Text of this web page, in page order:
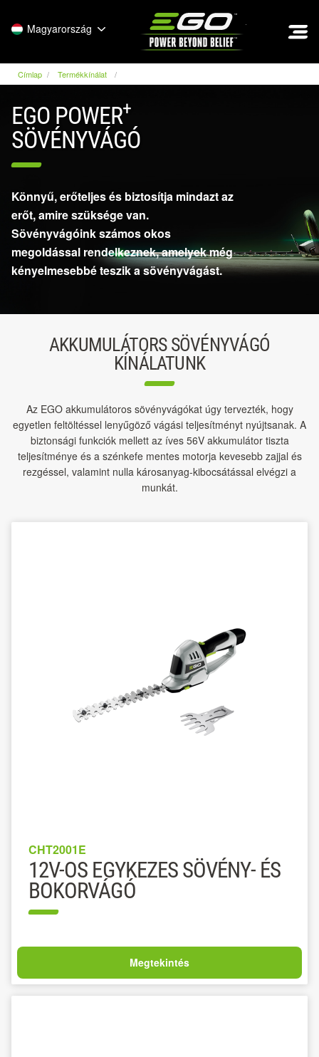
Magyarország
Címlap Termékkínálat
EGO POWER+
SÖVÉNYVÁGÓ
Könnyű, erőteljes és biztosítja mindazt az
erőt, amire szüksége van.
Sövényvágóink számos okos
megoldással rendelkeznek, amelyek még
kényelmesebbé teszik a sövényvágást.
AKKUMULÁTORS SÖVÉNYVÁGÓ
KÍNÁLATUNK
Az EGO akkumulátoros sövényvágókat úgy tervezték, hogy
egyetlen feltöltéssel lenyűgöző vágási teljesítményt nyújtsanak. A
biztonsági funkciók mellett az íves 56V akkumulátor tiszta
teljesítménye és a szénkefe mentes motorja kevesebb zajjal és
rezgéssel, valamint nulla károsanyag-kibocsátással elvégzi a
munkát.
CHT2001E
12V-OS EGYKEZES SÖVÉNY- ÉS
BOKORVÁGÓ
Megtekintés